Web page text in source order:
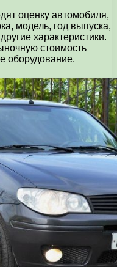
оценку автомобиля,
модель, год выпуска,
характеристики.
стоимость
оборудование.